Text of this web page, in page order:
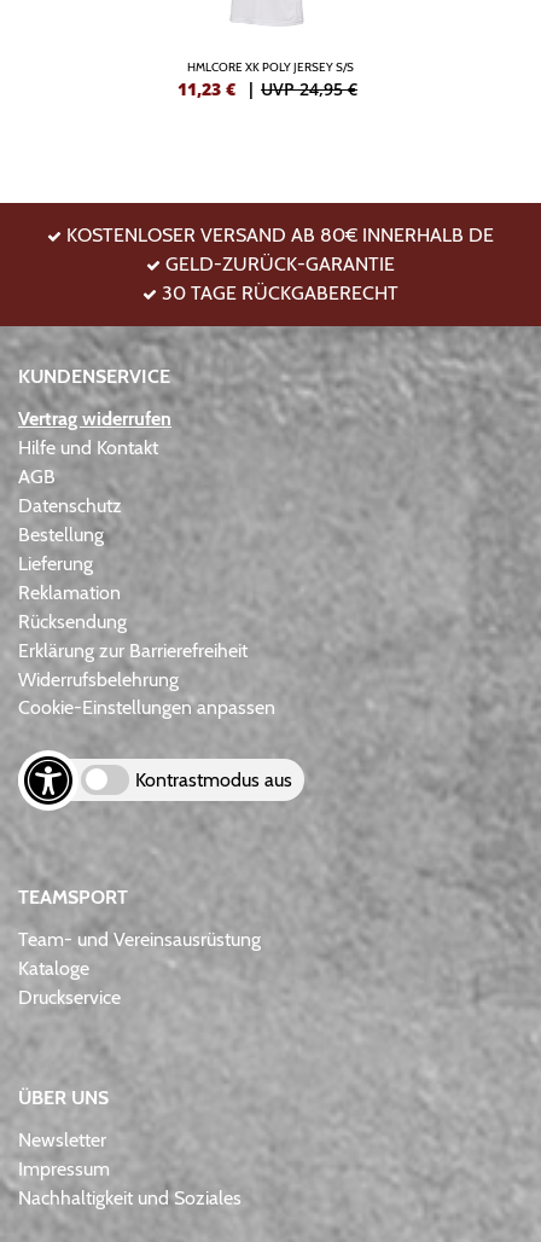
HMLCORE XK POLY JERSEY S/S
11,23 € | UVP 24,95 €
KOSTENLOSER VERSAND AB 80€ INNERHALB DE
GELD-ZURÜCK-GARANTIE
30 TAGE RÜCKGABERECHT
KUNDENSERVICE
Vertrag widerrufen
Hilfe und Kontakt
AGB
Datenschutz
Bestellung
Lieferung
Reklamation
Rücksendung
Erklärung zur Barrierefreiheit
Widerrufsbelehrung
Cookie-Einstellungen anpassen
Kontrastmodus aus
TEAMSPORT
Team- und Vereinsausrüstung
Kataloge
Druckservice
ÜBER UNS
Newsletter
Impressum
Nachhaltigkeit und Soziales